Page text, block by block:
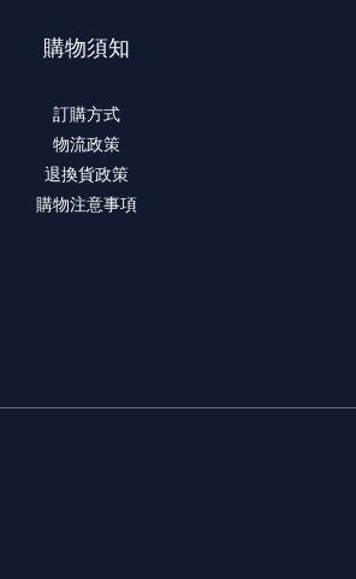
購物須知
訂購方式
物流政策
退換貨政策
購物注意事項